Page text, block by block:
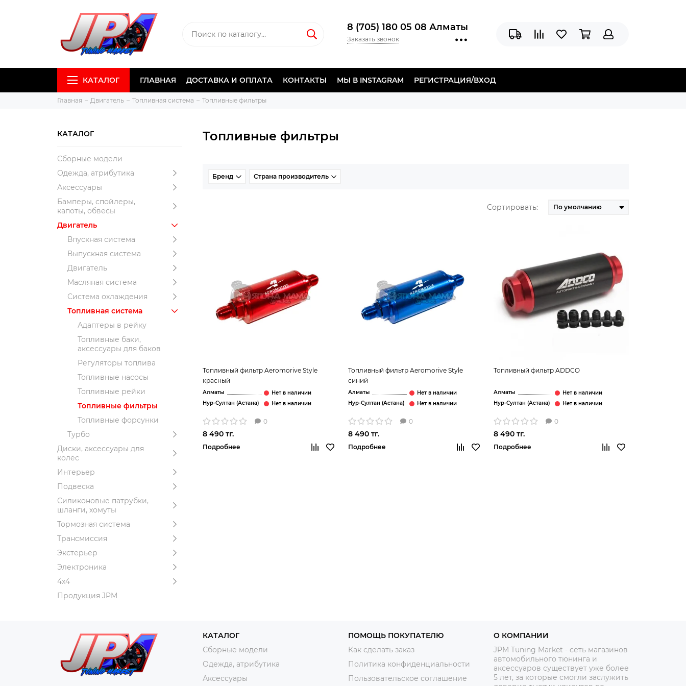
8 (705) 180 05 08 Алматы
Заказать звонок
КАТАЛОГ ГЛАВНАЯ ДОСТАВКА И ОПЛАТА КОНТАКТЫ МЫ В INSTAGRAM РЕГИСТРАЦИЯ/ВХОД
Главная Двигатель Топливная система Топливные фильтры
КАТАЛОГ
Сборные модели
Одежда, атрибутика
Аксессуары
Бамперы, спойлеры,
капоты, обвесы
Двигатель
Впускная система
Выпускная система
Двигатель
Масляная система
Система охлаждения
Топливная система
Адаптеры в рейку
Топливные баки,
аксессуары для баков
Регуляторы топлива
Топливные насосы
Топливные рейки
Топливные фильтры
Топливные форсунки
Турбо
Диски, аксессуары для
колёс
Интерьер
Подвеска
Силиконовые патрубки,
шланги, хомуты
Тормозная система
Трансмиссия
Экстерьер
Электроника
4x4
Продукция JPM
Топливные фильтры
Бренд Страна производитель
Сортировать:
Топливный фильтр Aeromorive Style
красный
Алматы
Нур-Султан (Астана)
0
8 490 тг.
Подробнее
Топливный фильтр Aeromorive Style
синий
Алматы
Нур-Султан (Астана)
0
8 490 тг.
Подробнее
Топливный фильтр ADDCO
Алматы
Нур-Султан (Астана)
0
8 490 тг.
Подробнее
КАТАЛОГ
Сборные модели
Одежда, атрибутика
Аксессуары
ПОМОЩЬ ПОКУПАТЕЛЮ
Как сделать заказ
Политика конфиденциальности
Пользовательское соглашение
О КОМПАНИИ
JPM Tuning Market - сеть магазинов
автомобильного тюнинга и
аксессуаров существует уже более
5 лет, за которые смогли заслужить